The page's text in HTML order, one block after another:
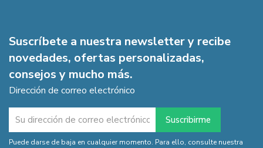
Suscríbete a nuestra newsletter y recibe
novedades, ofertas personalizadas,
consejos y mucho más.
Dirección de correo electrónico
Puede darse de baja en cualquier momento. Para ello, consulte nuestra